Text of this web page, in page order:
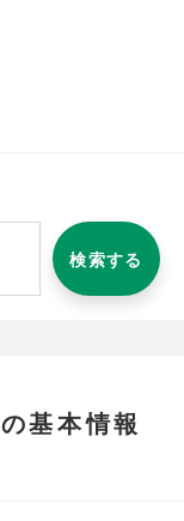
検索する
基本情報